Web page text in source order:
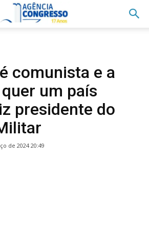
comunista e a
um país
presidente do
de 2024 20:49